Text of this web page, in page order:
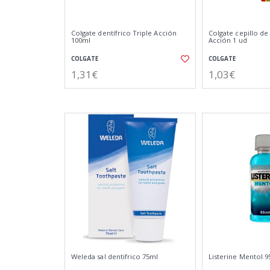
Colgate dentífrico Triple Acción
100ml
COLGATE
1,31€
Colgate cepillo
Acción 1 ud
COLGATE
1,03€
Weleda sal dentifrico 75ml Listerine Mentol